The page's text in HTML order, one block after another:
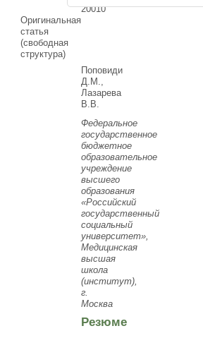
20010
Оригинальная
статья
(свободная
структура)
Поповиди
Д.М.,
Лазарева
В.В.
Федеральное
государственное
бюджетное
образовательное
учреждение
высшего
образования
«Российский
государственный
социальный
университет»,
Медицинская
высшая
школа
(институт),
г.
Москва
Резюме